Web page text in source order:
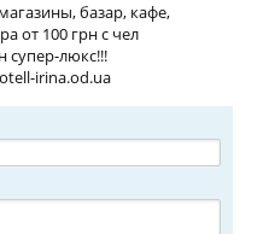
базар, кафе,
от 100 грн с чел
супер-люкс!!!
irina.od.ua